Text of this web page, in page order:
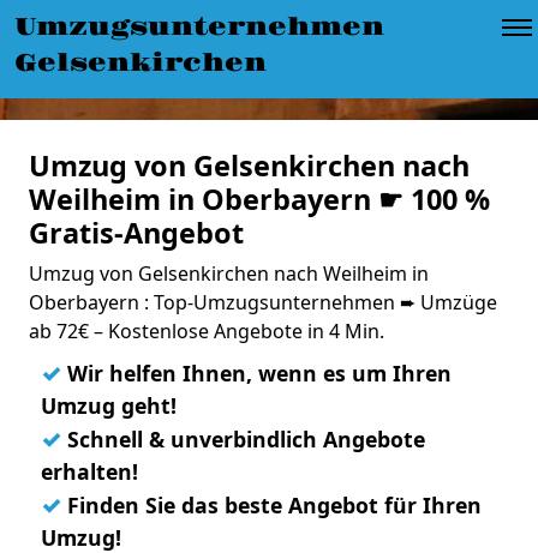
Umzugsunternehmen
Gelsenkirchen
Umzug von Gelsenkirchen nach
Weilheim in Oberbayern ☛ 100 %
Gratis-Angebot
Umzug von Gelsenkirchen nach Weilheim in
Oberbayern : Top-Umzugsunternehmen ➨ Umzüge
ab 72€ – Kostenlose Angebote in 4 Min.
✓ Wir helfen Ihnen, wenn es um Ihren
Umzug geht!
✓ Schnell & unverbindlich Angebote
erhalten!
✓ Finden Sie das beste Angebot für Ihren
Umzug!